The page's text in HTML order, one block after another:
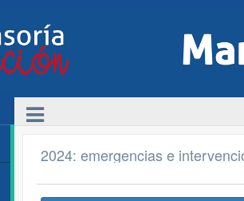
2024: emergencias e